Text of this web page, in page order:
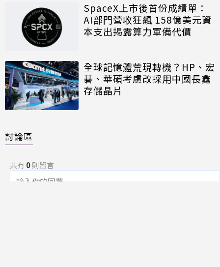
SpaceX上市後首份成績單：
AI部門營收狂飆 158億美元資
本支出揭露算力軍備代價
全球記憶體荒現轉機？HP、宏
碁、華碩考慮改採用中國長鑫
存儲晶片
討論區
共有 0則留言